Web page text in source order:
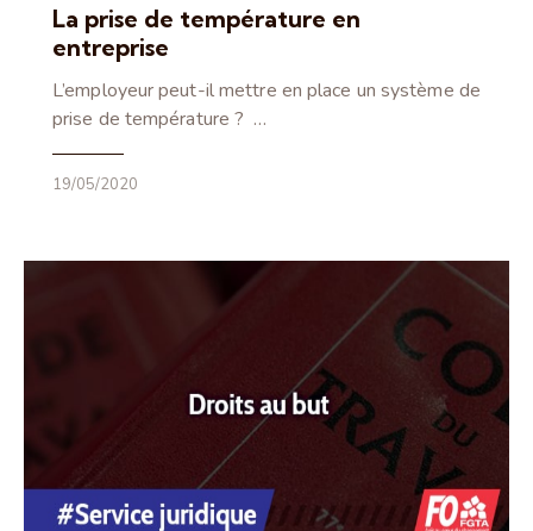
La prise de température en
entreprise
L’employeur peut-il mettre en place un système de
prise de température ? …
19/05/2020